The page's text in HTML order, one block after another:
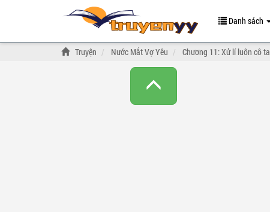
Danh sách
Truyện Nước Mắt Vợ Yêu Chương 11: Xử lí luôn cô ta